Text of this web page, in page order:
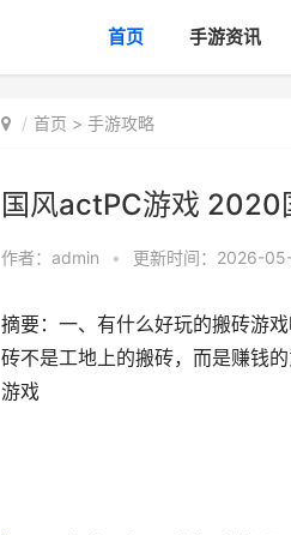
首页 手游资讯
首页 > 手游攻略
国风actPC游戏 2020
作者： admin • 更新时间：2026-
摘要：一、有什么好玩的搬砖游
砖不是工地上的搬砖，而是赚钱
游戏